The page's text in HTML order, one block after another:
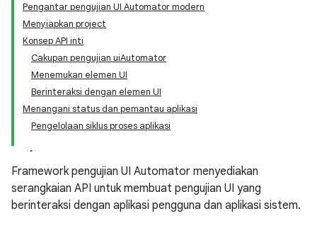
Pengantar pengujian UI Automator modern
Menyiapkan project
Konsep API inti
Cakupan pengujian uiAutomator
Menemukan elemen UI
Berinteraksi dengan elemen UI
Menangani status dan pemantau aplikasi
Pengelolaan siklus proses aplikasi
Framework pengujian UI Automator menyediakan
serangkaian API untuk membuat pengujian UI yang
berinteraksi dengan aplikasi pengguna dan aplikasi sistem.